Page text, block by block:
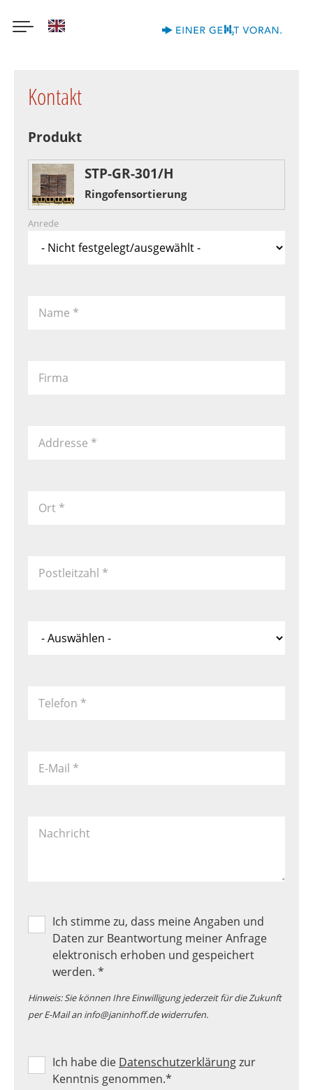
Kontakt
Produkt
STP-GR-301/H
Ringofensortierung
Anrede
Name *
Firma
Addresse *
Ort *
Postleitzahl *
Telefon *
E-Mail *
Nachricht
Produkt
FavoritenIch stimme zu, dass meine Angaben und
Daten zur Beantwortung meiner Anfrage
elektronisch erhoben und gespeichert
werden. *
Hinweis: Sie können Ihre Einwilligung jederzeit für die Zukunft
per E-Mail an info@janinhoff.de widerrufen.
Ich habe die Datenschutzerklärungzur
Kenntnis genommen.*